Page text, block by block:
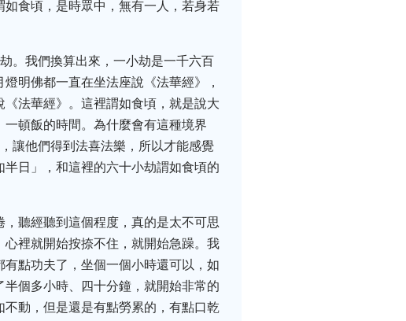
食頃，是時眾中，無有一人，若身若
。我們換算出來，一小劫是一千六百
明佛都一直在坐法座說《法華經》，
法華經》。這裡謂如食頃，就是說大
頓飯的時間。為什麼會有這種境界
讓他們得到法喜法樂，所以才能感覺
日」，和這裡的六十小劫謂如食頃的
聽經聽到這個程度，真的是太不可思
裡就開始按捺不住，就開始急躁。我
點功夫了，坐個一個小時還可以，如
個多小時、四十分鐘，就開始非常的
動，但是還是有點勞累的，有點口乾